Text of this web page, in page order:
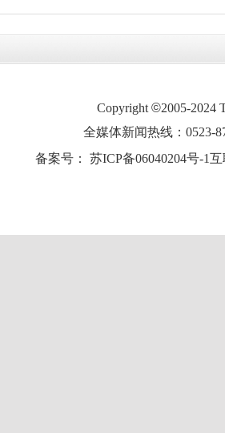
Copyright ©2005-2024
全媒体新闻热线：0523-
备案号： 苏ICP备06040204号-1互